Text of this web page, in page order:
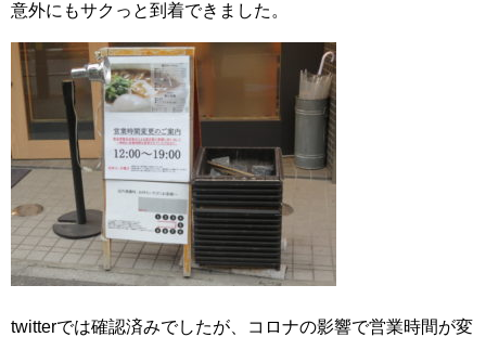
意外にもサクっと到着できました。
twitterでは確認済みでしたが、コロナの影響で営業時間が変